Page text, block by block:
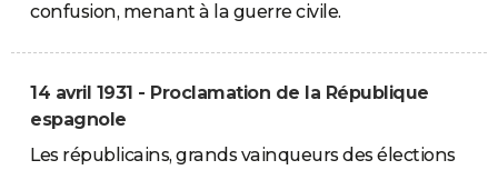
confusion, menant à la guerre civile.
14 avril 1931 - Proclamation de la République
espagnole
Les républicains, grands vainqueurs des élections